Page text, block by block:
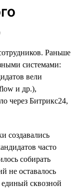
Раньше
системами:
вели
и др.),
через Битрикс24,
создавались
часто
собирать
не оставалось
сквозной